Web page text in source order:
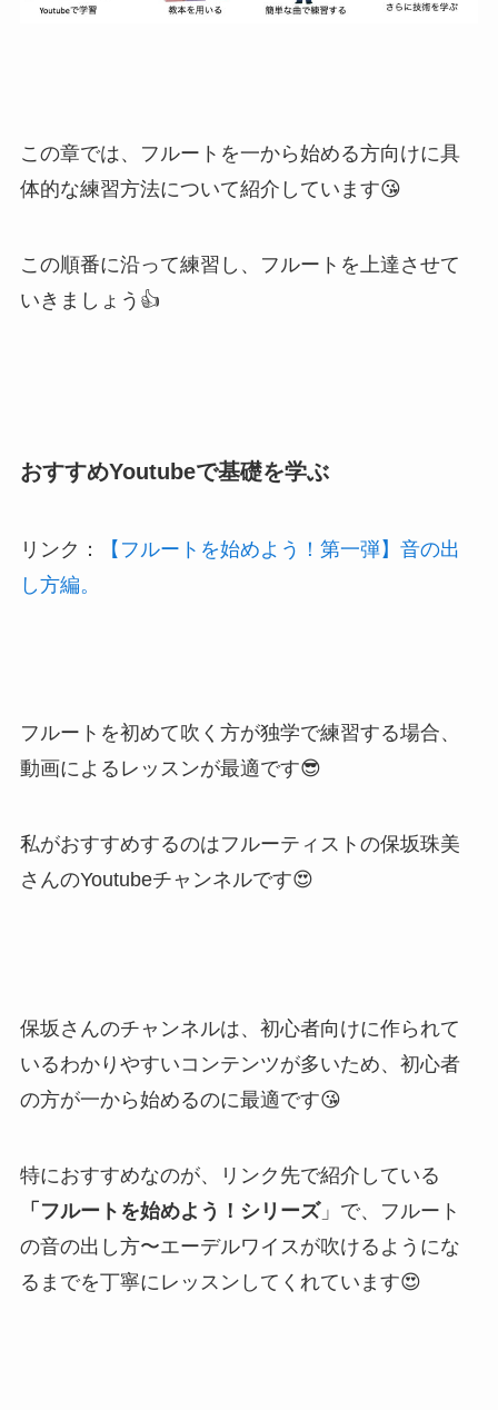
この章では、
フルートを一から始める方向けに具
体的な練習方法について紹介しています😘
この順番に沿って練習し、フルートを上達させて
いきましょう👍
おすすめYoutubeで基礎を学ぶ
リンク：
【フルートを始めよう！第一弾】音の出
し方編。
フルートを初めて吹く方が独学で練習する場合、
動画によるレッスンが最適です😎
私がおすすめするのはフルーティストの保坂珠美
さんのYoutubeチャンネルです😍
保坂さんのチャンネルは、初心者向けに作られて
いるわかりやすいコンテンツが多いため、初心者
の方が一から始めるのに最適です😘
特におすすめなのが、リンク先で紹介している
「フルートを始めよう！シリーズ」で、フルート
の音の出し方〜エーデルワイスが吹けるようにな
るまでを丁寧にレッスンしてくれています😍